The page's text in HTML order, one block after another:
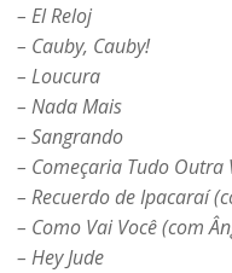
– El Reloj
– Cauby, Cauby!
– Loucura
– Nada Mais
– Sangrando
– Começaria Tudo Outra
– Recuerdo de Ipacaraí
– Como Vai Você (com
– Hey Jude